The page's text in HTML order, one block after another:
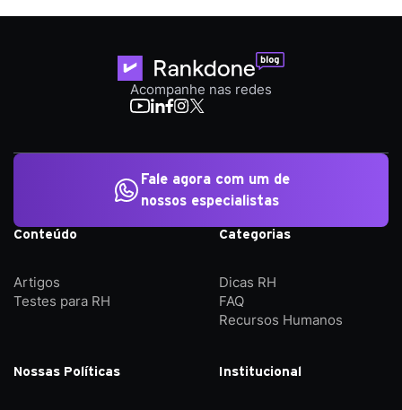
Acompanhe nas redes
Conteúdo
Artigos
Testes para RH
Categorias
Dicas RH
FAQ
Recursos Humanos
Nossas Políticas Institucional
Fale agora com um de
nossos especialistas